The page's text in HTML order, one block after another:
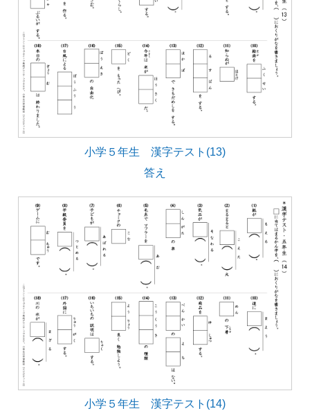
小学５年生 漢字テスト(13)
答え
小学５年生 漢字テスト(14)